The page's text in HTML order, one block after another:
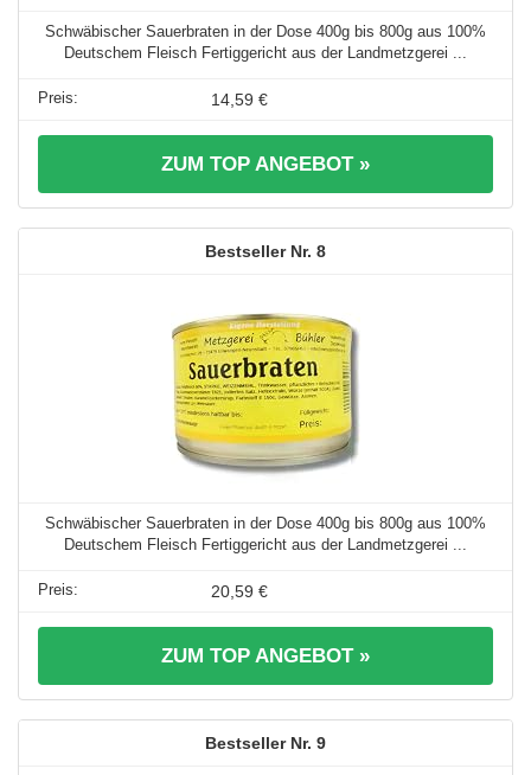
Schwäbischer Sauerbraten in der Dose 400g bis 800g aus 100%
Deutschem Fleisch Fertiggericht aus der Landmetzgerei ...
14,59 €
ZUM TOP ANGEBOT »
8
Schwäbischer Sauerbraten in der Dose 400g bis 800g aus 100%
Deutschem Fleisch Fertiggericht aus der Landmetzgerei ...
20,59 €
ZUM TOP ANGEBOT »
9